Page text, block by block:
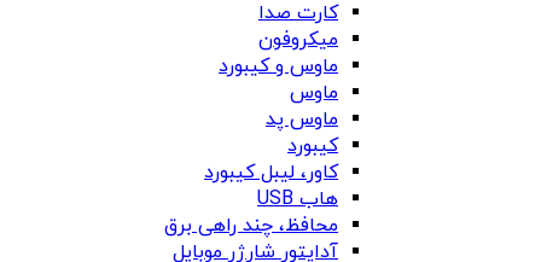
کارت صدا
میکروفون
ماوس و کیبورد
ماوس
ماوس پد
کیبورد
کاور، لیبل کیبورد
هاب USB
محافظ، چند راهی برق
آداپتور شارژر موبایل